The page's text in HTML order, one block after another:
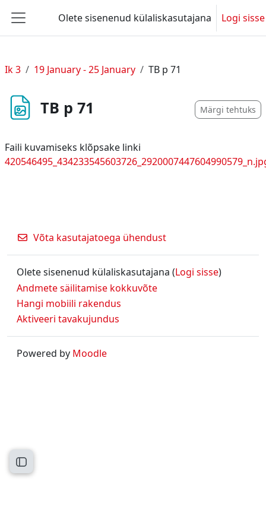
Küljepaneel
Olete sisenenud külaliskasutajana Logi sisse
Ava kursuse sisukord
Ik 3 19 January - 25 January TB p 71
TB p 71 Märgi tehtuks
Faili kuvamiseks klõpsake linki
Võta kasutajatoega ühendust
Olete sisenenud külaliskasutajana (Logi sisse)
Andmete säilitamise kokkuvõte
Hangi mobiili rakendus
Aktiveeri tavakujundus
Powered by Moodle